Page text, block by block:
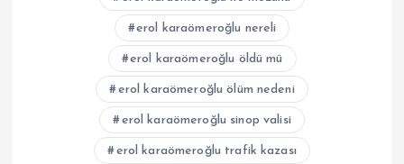
erol karaömeroğlu nereli
erol karaömeroğlu öldü mü
erol karaömeroğlu ölüm nedeni
erol karaömeroğlu sinop valisi
erol karaömeroğlu trafik kazası